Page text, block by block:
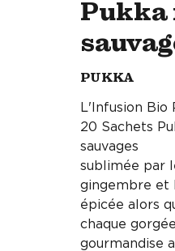
Pukka
PUKKA
L'Infusion Bio
20 Sachets
sauvages
sublimée par
gingembre et
épicée alors
chaque
gourmandise